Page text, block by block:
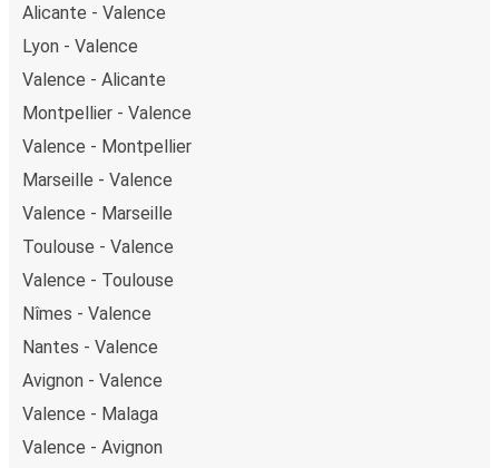
Alicante - Valence
Lyon - Valence
Valence - Alicante
Montpellier - Valence
Valence - Montpellier
Marseille - Valence
Valence - Marseille
Toulouse - Valence
Valence - Toulouse
Nîmes - Valence
Nantes - Valence
Avignon - Valence
Valence - Malaga
Valence - Avignon